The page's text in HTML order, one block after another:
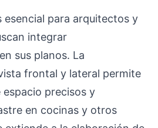
esencial para arquitectos y
integrar
sus planos. La
frontal y lateral permite
precisos y
en cocinas y otros